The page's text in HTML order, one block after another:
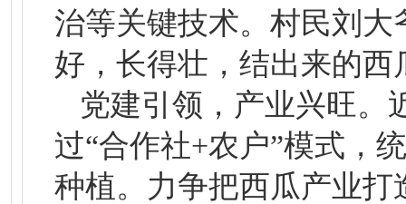
治等关键技术。村民刘
好，长得壮，结出来的西
党建引领，产业兴旺。
过“合作社+农户”模式，
种植。力争把西瓜产业打